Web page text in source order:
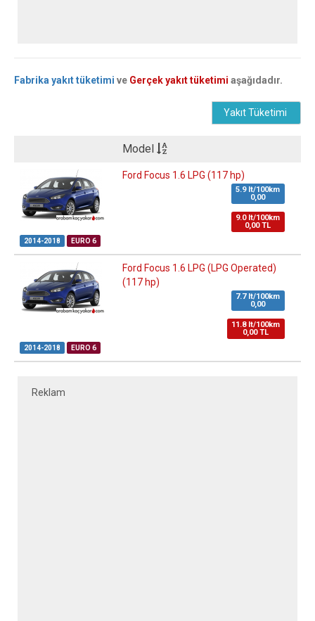
Fabrika yakıt tüketimi ve Gerçek yakıt tüketimi aşağıdadır.
Yakıt Tüketimi
Model
Ford Focus 1.6 LPG (117 hp)
5.9 lt/100km
0,00
9.0 lt/100km
0,00 TL
2014-2018 EURO 6
Ford Focus 1.6 LPG (LPG Operated)
(117 hp)
7.7 lt/100km
0,00
11.8 lt/100km
0,00 TL
2014-2018 EURO 6
Reklam